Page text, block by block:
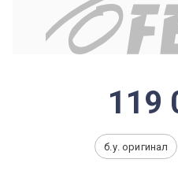
119
б.у. оригинал